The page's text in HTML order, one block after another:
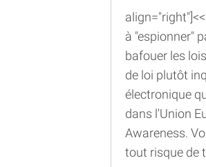
à "espionner"
bafouer les
de loi plutôt
électronique
dans l'Union
Awareness.
tout risque de